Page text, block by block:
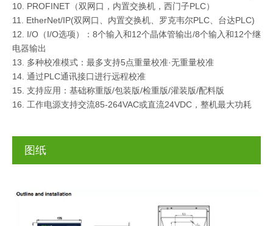
PROFINET（双网口，内置交换机，西门子PLC）
EtherNet/IP(双网口、内置交换机、罗克韦尔PLC、台达PLC)
I/O（I/O选项）：8个输入和12个晶体管输出/8个输入和12个继
电器输出
多种校准模式：最多支持5点重量校准·无重量校准
通过PLC通讯接口进行远程校准
支持应用：基础称重版/包装版/检重版/灌装版/配料版
工作电源支持交流85-264VAC或直流24VDC，整机最大功耗
图纸